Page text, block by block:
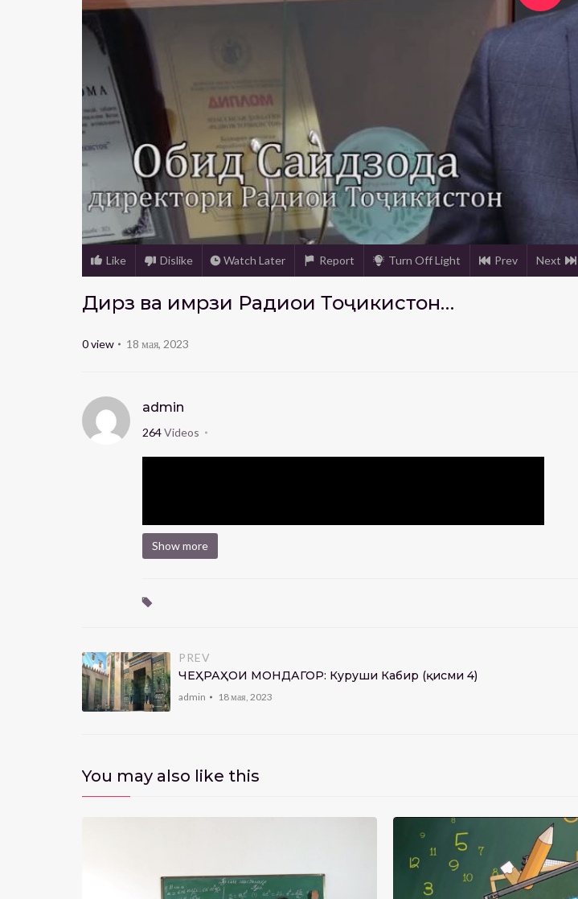
Like Dislike Watch Later Report Turn Off Light Prev Next
Дирӯз ва имрӯзи Радиои Тоҷикистон…
0view 18 мая, 2023
admin
264Videos
Show more
PREV
ЧЕҲРАҲОИ МОНДАГОР: Куруши Кабир (қисми 4)
admin 18 мая, 2023
You may also like this